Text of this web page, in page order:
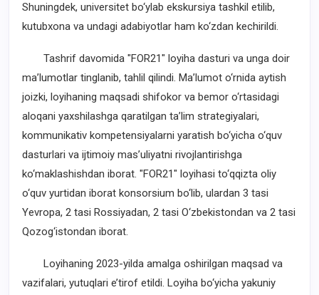
Shuningdek, universitet bo‘ylab ekskursiya tashkil etilib,
kutubxona va undagi adabiyotlar ham ko‘zdan kechirildi.
Tashrif davomida "FOR21" loyiha dasturi va unga doir
ma’lumotlar tinglanib, tahlil qilindi. Ma’lumot o‘rnida aytish
joizki, loyihaning maqsadi shifokor va bemor o‘rtasidagi
aloqani yaxshilashga qaratilgan ta’lim strategiyalari,
kommunikativ kompetensiyalarni yaratish bo‘yicha o‘quv
dasturlari va ijtimoiy mas’uliyatni rivojlantirishga
ko‘maklashishdan iborat. "FOR21" loyihasi to‘qqizta oliy
o‘quv yurtidan iborat konsorsium bo‘lib, ulardan 3 tasi
Yevropa, 2 tasi Rossiyadan, 2 tasi O‘zbekistondan va 2 tasi
Qozog‘istondan iborat.
Loyihaning 2023-yilda amalga oshirilgan maqsad va
vazifalari, yutuqlari e’tirof etildi. Loyiha bo‘yicha yakuniy